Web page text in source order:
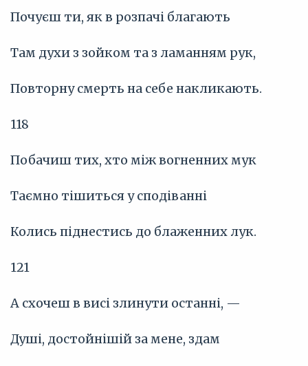
Почуєш ти, як в розпачі благають
Там духи з зойком та з ламанням рук,
Повторну смерть на себе накликають.
118
Побачиш тих, хто між вогненних мук
Таємно тішиться у сподіванні
Колись піднестись до блаженних лук.
121
А схочеш в висі злинути останні, —
Душі, достойнішій за мене, здам